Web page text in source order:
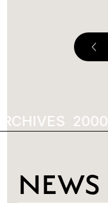
2000
NEWS